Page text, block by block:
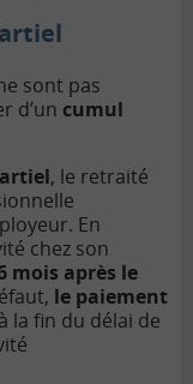
sont pas
d’un cumul
, le retraité
En
chez son
mois après le
le paiement
la fin du délai de